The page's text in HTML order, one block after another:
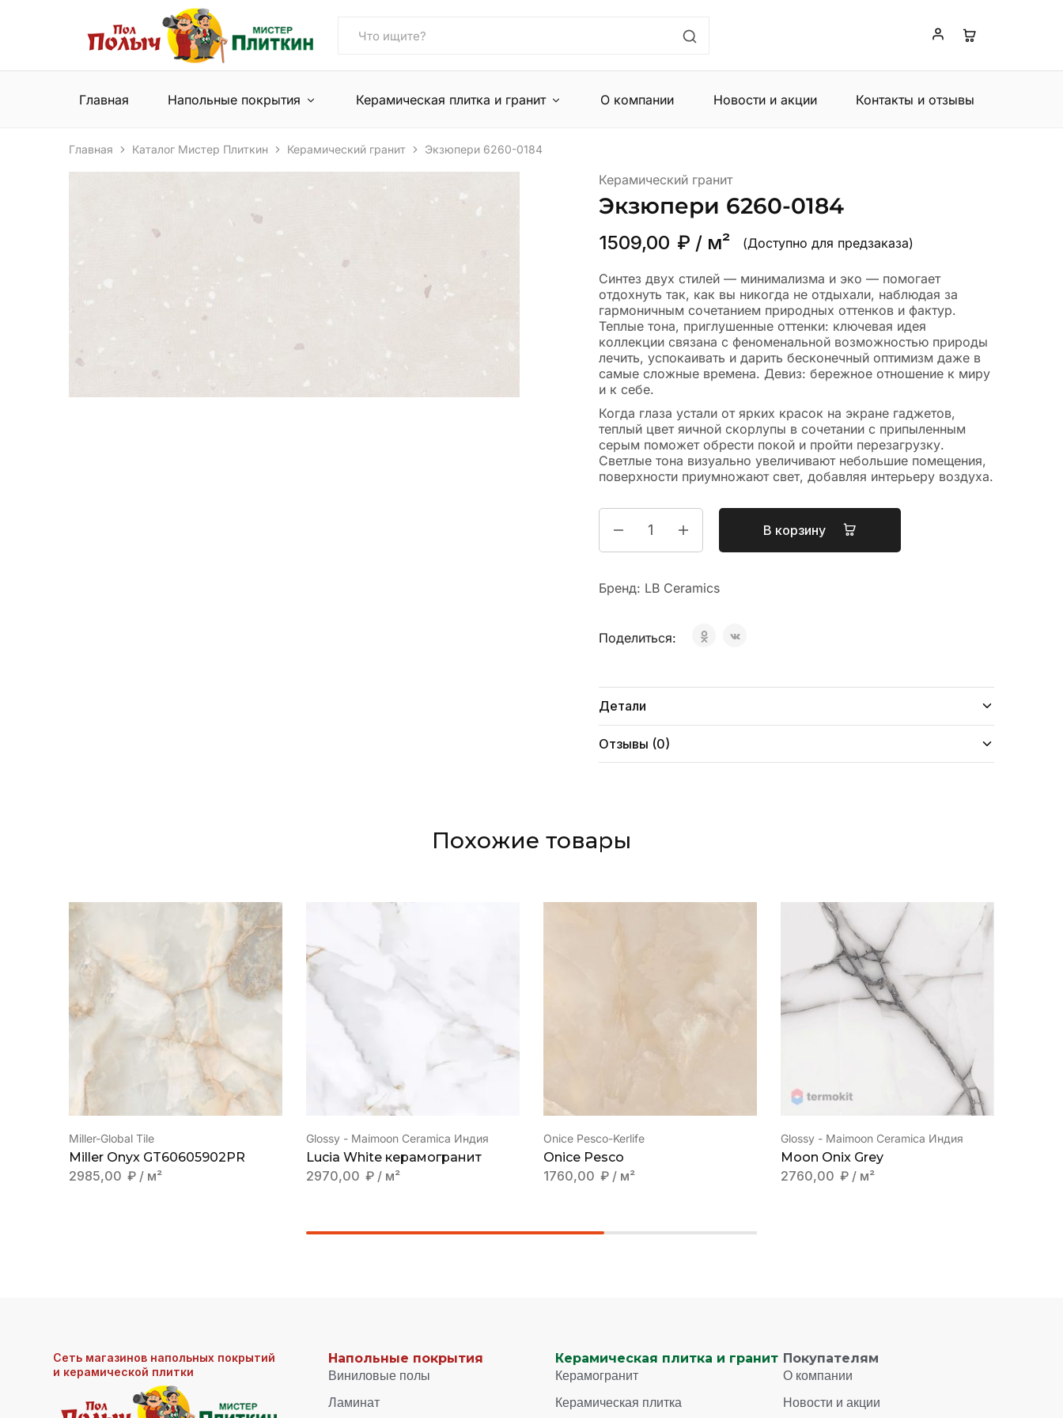
Пол
Полыч
Плиткин
Сеть
магазинов
и
керамической
Главная Напольные покрытия Керамическая плитка и гранит О компании Новости и акции Контакты и отзывы
Главная Каталог Мистер Плиткин Керамический гранит Экзюпери 6260-0184
Керамический гранит
Экзюпери 6260-0184
1509,00 ₽ / м² (Доступно для предзаказа)
Синтез двух стилей — минимализма и эко — помогает
отдохнуть так, как вы никогда не отдыхали, наблюдая за
гармоничным сочетанием природных оттенков и фактур.
Теплые тона, приглушенные оттенки: ключевая идея
коллекции связана с феноменальной возможностью природы
лечить, успокаивать и дарить бесконечный оптимизм даже в
самые сложные времена. Девиз: бережное отношение к миру
и к себе.
Когда глаза устали от ярких красок на экране гаджетов,
теплый цвет яичной скорлупы в сочетании с припыленным
серым поможет обрести покой и пройти перезагрузку.
Светлые тона визуально увеличивают небольшие помещения,
поверхности приумножают свет, добавляя интерьеру воздуха.
В корзину
Бренд: LB Ceramics
Поделиться:
Детали
Отзывы (0)
Похожие товары
Miller-Global Tile
Miller Onyx GT60605902PR
2985,00 ₽ / м²
Glossy - Maimoon Ceramica Индия
Lucia White керамогранит
2970,00 ₽ / м²
Onice Pesco-Kerlife
Onice Pesco
1760,00 ₽ / м²
Glossy - Maimoon Ceramica Индия
Moon Onix Grey
2760,00 ₽ / м²
Сеть магазинов напольных покрытий
и керамической плитки
Напольные покрытия
Виниловые полы
Ламинат
Керамическая плитка и гранит
Керамогранит
Керамическая плитка
Покупателям
О компании
Новости и акции